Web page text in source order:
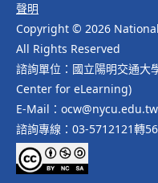
聲明
Copyright © 2026
All Rights Reserved
諮詢單位：國立陽明交通大
Center for eLearning)
E-Mail：ocw@nycu.edu.tw
諮詢專線：03-5712121轉